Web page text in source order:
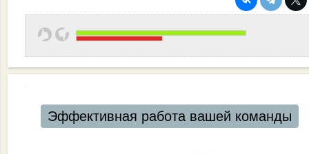
Эффективная работа вашей команды